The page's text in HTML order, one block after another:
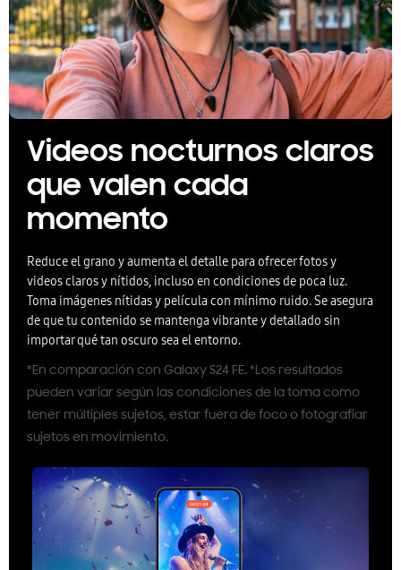
Videos nocturnos claros
que valen cada
momento
Reduce el grano y aumenta el detalle para ofrecer fotos y
videos claros y nítidos, incluso en condiciones de poca luz.
Toma imágenes nítidas y película con mínimo ruido. Se asegura
de que tu contenido se mantenga vibrante y detallado sin
importar qué tan oscuro sea el entorno.
*En comparación con Galaxy S24 FE. *Los resultados
pueden variar según las condiciones de la toma como
tener múltiples sujetos, estar fuera de foco o fotografiar
sujetos en movimiento.